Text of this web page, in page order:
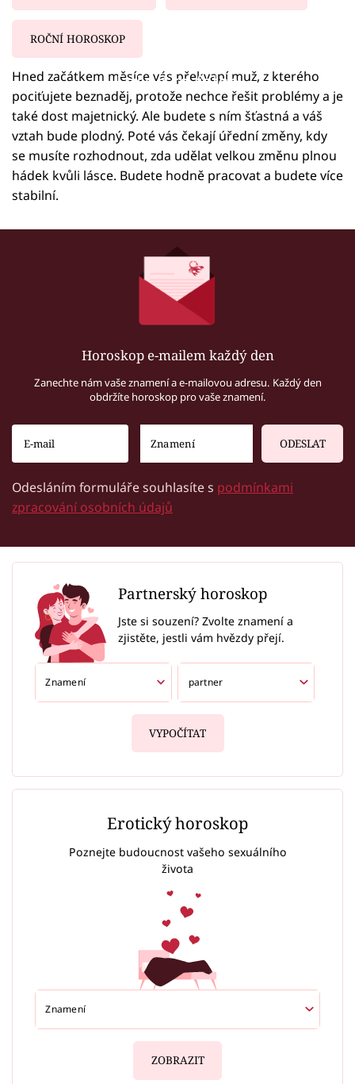
ROČNÍ HOROSKOP
Failed to fetch
Hned začátkem měsíce vás překvapí muž, z kterého
pociťujete beznaděj, protože nechce řešit problémy a je
také dost majetnický. Ale budete s ním šťastná a váš
vztah bude plodný. Poté vás čekají úřední změny, kdy
se musíte rozhodnout, zda udělat velkou změnu plnou
hádek kvůli lásce. Budete hodně pracovat a budete více
stabilní.
Horoskop e-mailem každý den
Zanechte nám vaše znamení a e-mailovou adresu. Každý den
obdržíte horoskop pro vaše znamení.
ODESLAT
Odesláním formuláře souhlasíte s podmínkami
zpracování osobních údajů
Partnerský horoskop
Jste si souzení? Zvolte znamení a
zjistěte, jestli vám hvězdy přejí.
VYPOČÍTAT
Erotický horoskop
Poznejte budoucnost vašeho sexuálního
života
ZOBRAZIT